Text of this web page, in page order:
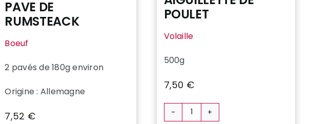
PAVE DE
RUMSTEACK
Boeuf
2 pavés de 180g environ
Origine : Allemagne
7,52 €
POULET
Volaille
500g
7,50 €
quantité